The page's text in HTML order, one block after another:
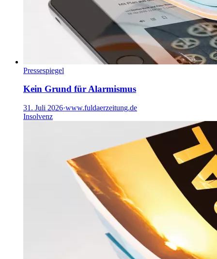
Pressespiegel
Kein Grund für Alarmismus
31. Juli 2026·www.fuldaerzeitung.de
Insolvenz